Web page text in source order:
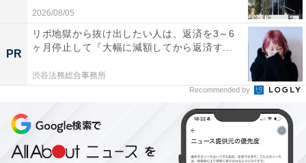
2026/08/05
PR
リボ地獄から抜け出したい人は、返済を3～6
ヶ月停止して『大幅に減額してから返済す...
渋谷法務総合事務所
Recommended by